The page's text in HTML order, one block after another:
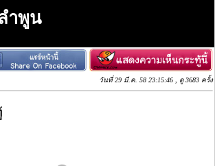
ำพูน
วันที่ 29 มี.ค. 58 23:15:46 , ดู 3683 ครั้ง